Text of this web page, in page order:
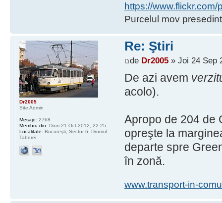
https://
Purcelul mov
Re: Ştiri
de Dr2005» Joi 24 Sep
De azi avem
acolo).
Apropo de 204 de
opreşte la
departe spre
în zonă.
www.transport-in-
Dr2005
Site Admin
Mesaje: 2768
Membru din: Dum 21 Oct 2012, 22:25
Localitate: Bucureşti, Sector 6, Drumul
Taberei